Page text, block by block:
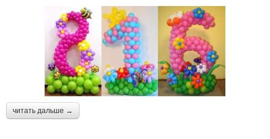
читать дальше →